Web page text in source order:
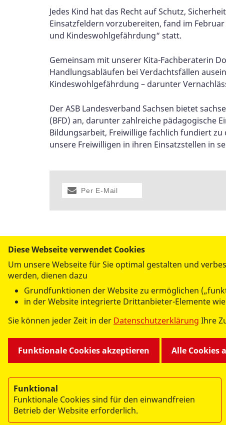
Jedes Kind hat das Recht auf Schutz,
Einsatzfeldern vorzubereiten, fand im
und Kindeswohlgefährdung“ statt.
Gemeinsam mit unserer Kita-Fachberaterin
Handlungsabläufen bei Verdachtsfällen
Kindeswohlgefährdung – darunter
Der ASB Landesverband Sachsen bietet
(BFD) an, darunter zahlreiche pädagogische
Bildungsarbeit, Freiwillige fachlich fundiert zu
unsere Freiwilligen in ihren Einsatzstellen in
Per E-Mail
UNSERE ANGEBOTE
Altenhilfe
Kinder, Jugend und Familie
Diese Webseite verwendet Cookies
Um unsere Webseite für Sie optimal gestalten und
werden, dienen dazu
Grundfunktionen der Website zu ermöglichen
in der Website integrierte Drittanbieter-Elemente
Sie können jeder Zeit in der Datenschutzerklärung Ihre
Funktionale Cookies akzeptieren Alle Cookies
Funktional
Funktionale Cookies sind für den einwandfreien
Betrieb der Website erforderlich.